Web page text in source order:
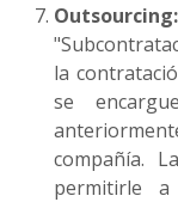
Outsourcing:
la
se
compañía.
permitirle